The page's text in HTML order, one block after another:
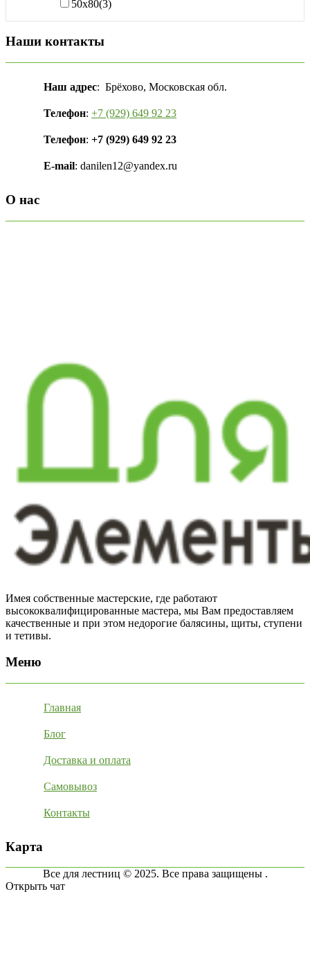
50х80(3)
Наши контакты
Наш адрес: Брёхово, Московская обл.
Телефон: +7 (929) 649 92 23
Телефон: +7 (929) 649 92 23
E-mail: danilen12@yandex.ru
О нас
Имея собственные мастерские, где работают
высококвалифицированные мастера, мы Вам предоставляем
качественные и при этом недорогие балясины, щиты, ступени
и тетивы.
Меню
Главная
Блог
Доставка и оплата
Самовывоз
Контакты
Карта
Все для лестниц © 2025. Все права защищены .
Открыть чат